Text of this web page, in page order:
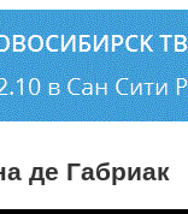
де Габриак